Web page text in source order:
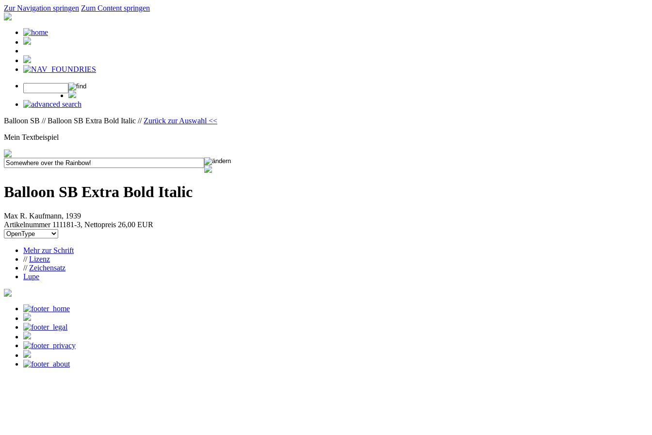
Zur Navigation springen Zum Content springen
Balloon SB // Balloon SB Extra Bold Italic // Zurück zur Auswahl <<
Mein Textbeispiel
Balloon SB Extra Bold Italic
Max R. Kaufmann, 1939
Artikelnummer 111181-3, Nettopreis 26,00 EUR
Mehr zur Schrift
//Lizenz
// Zeichensatz
Lupe